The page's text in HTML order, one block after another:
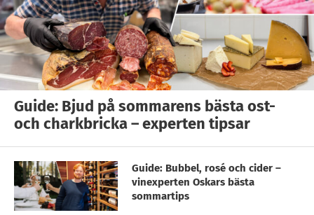
Guide: Bjud på sommarens bästa ost-
och charkbricka – experten tipsar
Guide: Bubbel, rosé och cider –
vinexperten Oskars bästa
sommartips